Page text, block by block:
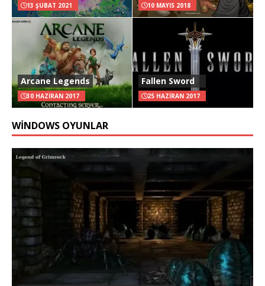
13 ŞUBAT 2021 10 MAYIS 2018
Arcane Legends
30 HAZIRAN 2017
Fallen Sword
25 HAZIRAN 2017
WINDOWS OYUNLAR